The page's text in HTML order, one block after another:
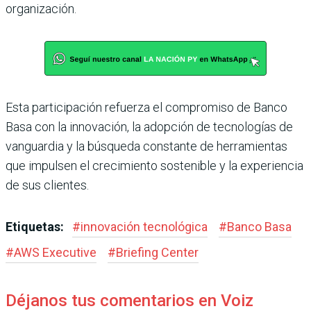
organización.
Esta participación refuerza el compromiso de Banco
Basa con la innovación, la adopción de tecnologías de
vanguardia y la búsqueda constante de herramientas
que impulsen el crecimiento sostenible y la experiencia
de sus clientes.
Etiquetas: #innovación tecnológica #Banco Basa
#AWS Executive #Briefing Center
Déjanos tus comentarios en Voiz